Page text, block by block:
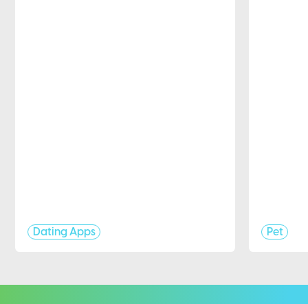
Dating Apps Pet